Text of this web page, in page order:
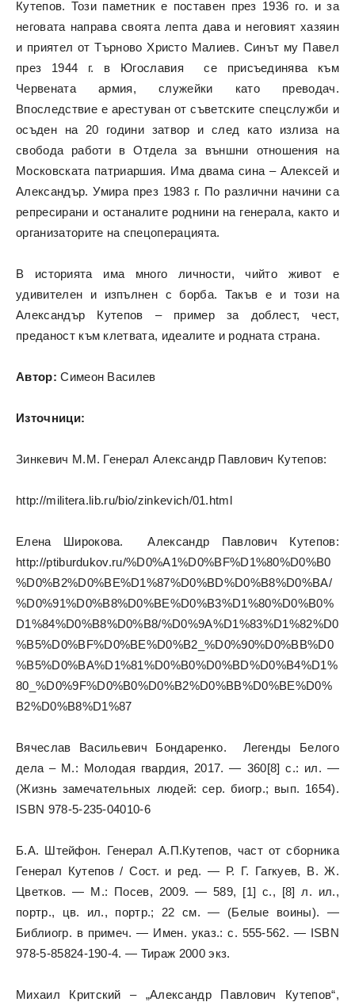
Кутепов. Този паметник е поставен през 1936 го. и за
неговата направа своята лепта дава и неговият хазяин
и приятел от Търново Христо Малиев. Синът му Павел
през 1944 г. в Югославия се присъединява към
Червената армия, служейки като преводач.
Впоследствие е арестуван от съветските спецслужби и
осъден на 20 години затвор и след като излиза на
свобода работи в Отдела за външни отношения на
Московската патриаршия. Има двама сина – Алексей и
Александър. Умира през 1983 г. По различни начини са
репресирани и останалите роднини на генерала, както и
организаторите на спецоперацията.
В историята има много личности, чийто живот е
удивителен и изпълнен с борба. Такъв е и този на
Александър Кутепов – пример за доблест, чест,
преданост към клетвата, идеалите и родната страна.
Автор:Симеон Василев
Източници:
Зинкевич М.М. Генерал Александр Павлович Кутепов:
http://militera.lib.ru/bio/zinkevich/01.html
Елена Широкова. Александр Павлович Кутепов:
http://ptiburdukov.ru/%D0%A1%D0%BF%D1%80%D0%B0
%D0%B2%D0%BE%D1%87%D0%BD%D0%B8%D0%BA/
%D0%91%D0%B8%D0%BE%D0%B3%D1%80%D0%B0%
D1%84%D0%B8%D0%B8/%D0%9A%D1%83%D1%82%D0
%B5%D0%BF%D0%BE%D0%B2_%D0%90%D0%BB%D0
%B5%D0%BA%D1%81%D0%B0%D0%BD%D0%B4%D1%
80_%D0%9F%D0%B0%D0%B2%D0%BB%D0%BE%D0%
B2%D0%B8%D1%87
Вячеслав Васильевич Бондаренко. Легенды Белого
дела – М.: Молодая гвардия, 2017. — 360[8] с.: ил. —
(Жизнь замечательных людей: сер. биогр.; вып. 1654).
ISBN 978-5-235-04010-6
Б.А. Штейфон. Генерал А.П.Кутепов, част от сборника
Генерал Кутепов / Сост. и ред. — Р. Г. Гагкуев, В. Ж.
Цветков. — М.: Посев, 2009. — 589, [1] с., [8] л. ил.,
портр., цв. ил., портр.; 22 см. — (Белые воины). —
Библиогр. в примеч. — Имен. указ.: с. 555-562. — ISBN
978-5-85824-190-4. — Тираж 2000 экз.
Михаил Критский – „Александр Павлович Кутепов“,